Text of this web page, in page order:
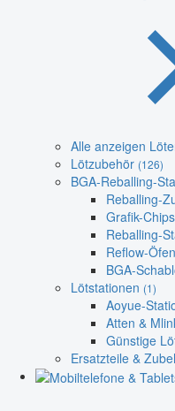
Alle anzeigen
Lötzubehör (126)
BGA-Reballing-
Reballing-
Grafik-
Reballing-
Reflow-Öfen
BGA-
Lötstationen (1)
Aoyue-
Atten &
Günstige
Ersatzteile &